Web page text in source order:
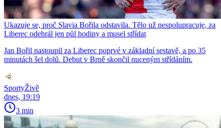
Ukazuje se, proč Slavia Bořila odstavila. Tělo už nespolupracuje, za
Liberec odehrál jen půl hodiny a musel střídat
Jan Bořil nastoupil za Liberec poprvé v základní sestavě, a po 35
minutách šel dolů. Debut v Brně skončil nuceným střídáním.
SportyŽivě
dnes, 19:19
3 min